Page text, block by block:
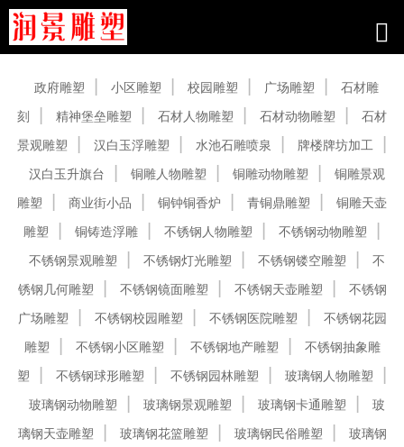
政府雕塑 小区雕塑 校园雕塑 广场雕塑
石材雕
刻
精神堡垒雕塑 石材人物雕塑 石材动物雕塑
石材
景观雕塑
汉白玉浮雕塑 水池石雕喷泉
牌楼牌坊加工
汉白玉升旗台
铜雕人物雕塑 铜雕动物雕塑
铜雕景观
雕塑
商业街小品 铜钟铜香炉 青铜鼎雕塑
铜雕天壶
雕塑
铜铸造浮雕 不锈钢人物雕塑
不锈钢动物雕塑
不锈钢景观雕塑
不锈钢灯光雕塑 不锈钢镂空雕塑
不
锈钢几何雕塑
不锈钢镜面雕塑 不锈钢天壶雕塑
不锈钢
广场雕塑
不锈钢校园雕塑 不锈钢医院雕塑
不锈钢花园
雕塑
不锈钢小区雕塑 不锈钢地产雕塑
不锈钢抽象雕
塑
不锈钢球形雕塑 不锈钢园林雕塑
玻璃钢人物雕塑
玻璃钢动物雕塑
玻璃钢景观雕塑 玻璃钢卡通雕塑
玻
璃钢天壶雕塑
玻璃钢花篮雕塑 玻璃钢民俗雕塑
玻璃钢